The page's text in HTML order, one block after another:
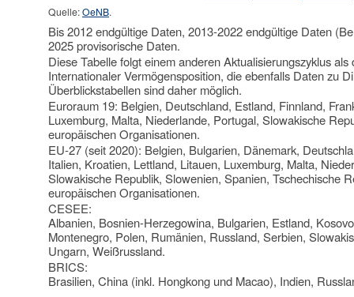
Quelle:OeNB.
Bis 2012 endgültige Daten, 2013-2022 endgültige Daten
2025 provisorische Daten.
Diese Tabelle folgt einem anderen Aktualisierungszyklus
Internationaler Vermögensposition, die ebenfalls Daten zu
Überblickstabellen sind daher möglich.
Euroraum 19: Belgien, Deutschland, Estland, Finnland,
Luxemburg, Malta, Niederlande, Portugal, Slowakische
europäischen Organisationen.
EU-27 (seit 2020): Belgien, Bulgarien, Dänemark,
Italien, Kroatien, Lettland, Litauen, Luxemburg, Malta,
Slowakische Republik, Slowenien, Spanien, Tschechische
europäischen Organisationen.
CESEE:
Albanien, Bosnien-Herzegowina, Bulgarien, Estland,
Montenegro, Polen, Rumänien, Russland, Serbien,
Ungarn, Weißrussland.
BRICS:
Brasilien, China (inkl. Hongkong und Macao), Indien,